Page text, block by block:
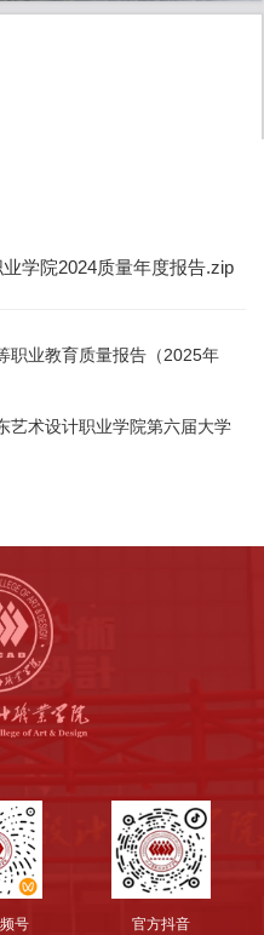
学院2024质量年度报告.zip
职业教育质量报告（2025年
术设计职业学院第六届大学
号 官方抖音